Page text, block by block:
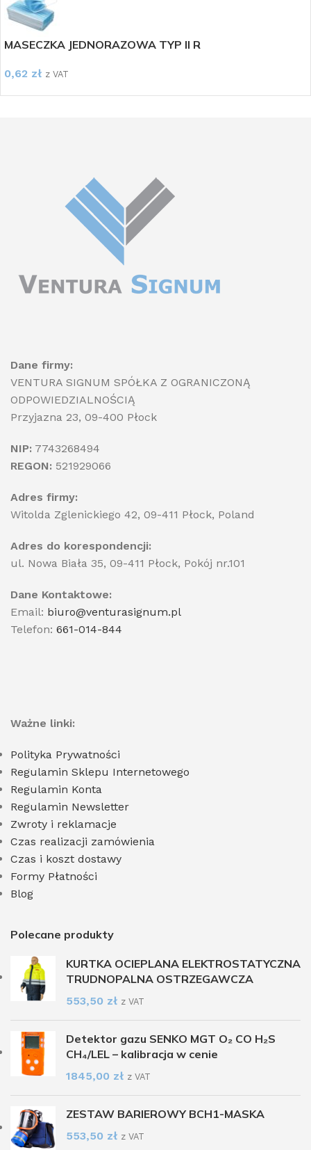
MASECZKA JEDNORAZOWA TYP II R
0,62 zł z VAT
Dane firmy:
VENTURA SIGNUM SPÓŁKA Z OGRANICZONĄ
ODPOWIEDZIALNOŚCIĄ
Przyjazna 23, 09-400 Płock
NIP: 7743268494
REGON: 521929066
Adres firmy:
Witolda Zglenickiego 42, 09-411 Płock, Poland
Adres do korespondencji:
ul. Nowa Biała 35, 09-411 Płock, Pokój nr.101
Dane Kontaktowe:
Email: biuro@venturasignum.pl
Telefon: 661-014-844
Ważne linki:
Polityka Prywatności
Regulamin Sklepu Internetowego
Regulamin Konta
Regulamin Newsletter
Zwroty i reklamacje
Czas realizacji zamówienia
Czas i koszt dostawy
Formy Płatności
Blog
Polecane produkty
KURTKA OCIEPLANA ELEKTROSTATYCZNA
TRUDNOPALNA OSTRZEGAWCZA
553,50 zł z VAT
Detektor gazu SENKO MGT O₂ CO H₂S
CH₄/LEL – kalibracja w cenie
1845,00 zł z VAT
ZESTAW BARIEROWY BCH1-MASKA
553,50 zł z VAT